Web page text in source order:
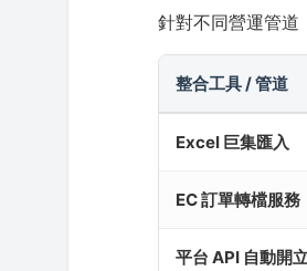
針對不同營運管道
整合工具 / 管道
Excel 巨集匯入
EC 訂單轉檔服務
平台 API 自動開